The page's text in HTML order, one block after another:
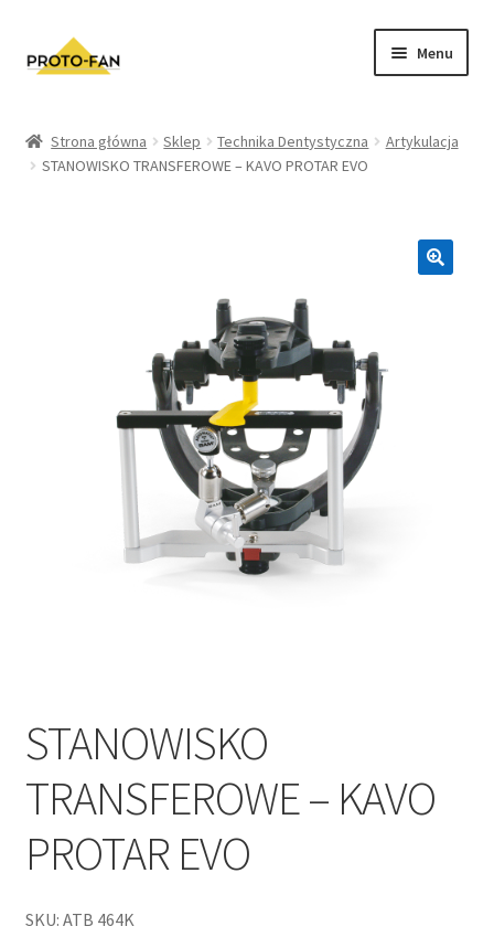
Menu
Kursy Stomatologiczne
Zwroty i Reklamacje
Regulamin sklepu
Polityka prywatności
Strona główna Sklep Technika Dentystyczna
Artykulacja
STANOWISKO TRANSFEROWE – KAVO PROTAR EVO
STANOWISKO
TRANSFEROWE – KAVO
PROTAR EVO
SKU: ATB 464K